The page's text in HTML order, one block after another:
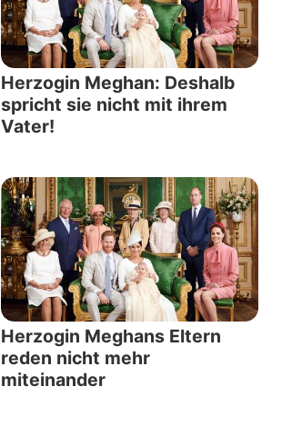
Herzogin Meghan: Deshalb
spricht sie nicht mit ihrem
Vater!
Herzogin Meghans Eltern
reden nicht mehr
miteinander